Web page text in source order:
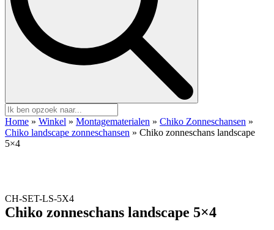
Home » Winkel » Montagematerialen » Chiko Zonneschansen »
Chiko landscape zonneschansen » Chiko zonneschans landscape
5×4
CH-SET-LS-5X4
Chiko zonneschans landscape 5×4